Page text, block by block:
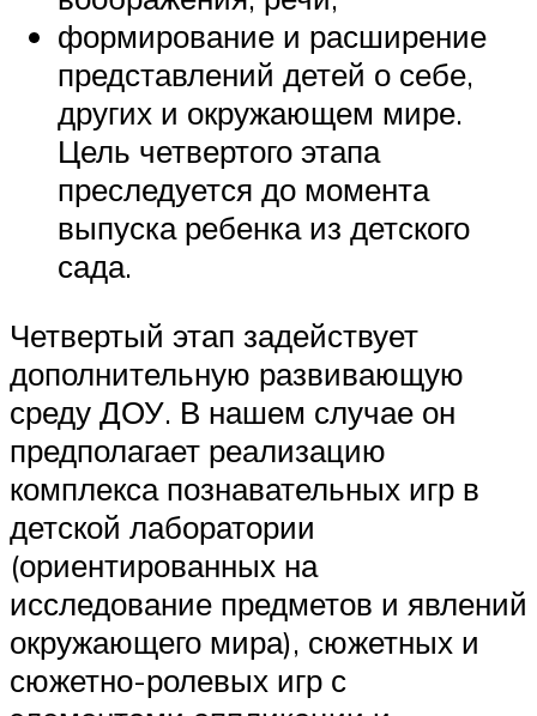
формирование и расширение
представлений детей о себе,
других и окружающем мире.
Цель четвертого этапа
преследуется до момента
выпуска ребенка из детского
сада.
Четвертый этап задействует
дополнительную развивающую
среду ДОУ. В нашем случае он
предполагает реализацию
комплекса познавательных игр в
детской лаборатории
(ориентированных на
исследование предметов и явлений
окружающего мира), сюжетных и
сюжетно-ролевых игр с